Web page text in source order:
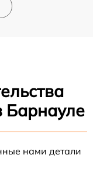
Барнауле
нами детали